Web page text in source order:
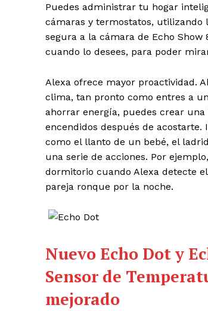
Puedes administrar tu hogar
cámaras y termostatos, utilizando
segura a la cámara de Echo
cuando lo desees, para poder
Alexa ofrece mayor proactividad.
clima, tan pronto como entres a
ahorrar energía, puedes crear
encendidos después de
como el llanto de un bebé, el
una serie de acciones. Por
dormitorio cuando Alexa detecte
pareja ronque por la noche.
Nuevo Echo Dot y
Sensor de
mejorado